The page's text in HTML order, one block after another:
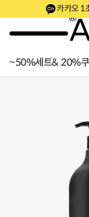
카카오 1
~50%세트& 20%